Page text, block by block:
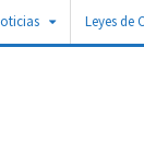
Leyes de